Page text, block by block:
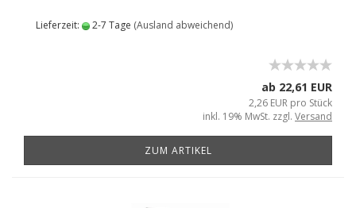
Lieferzeit: 2-7 Tage (Ausland abweichend)
ab 22,61 EUR
2,26 EUR pro Stück
inkl. 19% MwSt. zzgl. Versand
ZUM ARTIKEL